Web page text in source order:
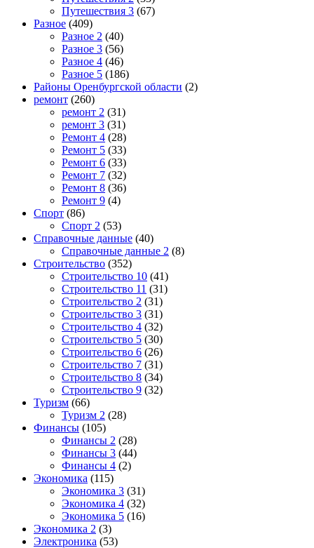
Путешествия 3 (67)
Разное (409)
Разное 2 (40)
Разное 3 (56)
Разное 4 (46)
Разное 5 (186)
Районы Оренбургской области (2)
ремонт (260)
ремонт 2 (31)
ремонт 3 (31)
Ремонт 4 (28)
Ремонт 5 (33)
Ремонт 6 (33)
Ремонт 7 (32)
Ремонт 8 (36)
Ремонт 9 (4)
Спорт (86)
Спорт 2 (53)
Справочные данные (40)
Справочные данные 2 (8)
Строительство (352)
Строительство 10 (41)
Строительство 11 (31)
Строительство 2 (31)
Строительство 3 (31)
Строительство 4 (32)
Строительство 5 (30)
Строительство 6 (26)
Строительство 7 (31)
Строительство 8 (34)
Строительство 9 (32)
Туризм (66)
Туризм 2 (28)
Финансы (105)
Финансы 2 (28)
Финансы 3 (44)
Финансы 4 (2)
Экономика (115)
Экономика 3 (31)
Экономика 4 (32)
Экономика 5 (16)
Экономика 2 (3)
Электроника (53)